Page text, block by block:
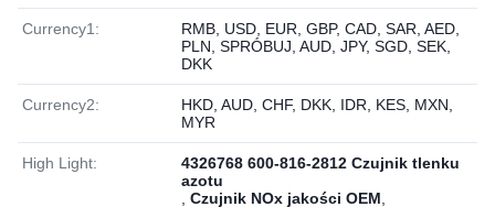
Currency1:
RMB, USD, EUR, GBP, CAD, SAR, AED,
PLN, SPRÓBUJ, AUD, JPY, SGD, SEK,
DKK
Currency2:
HKD, AUD, CHF, DKK, IDR, KES, MXN,
MYR
High Light:
4326768 600-816-2812 Czujnik tlenku
azotu
Czujnik NOx jakości OEM